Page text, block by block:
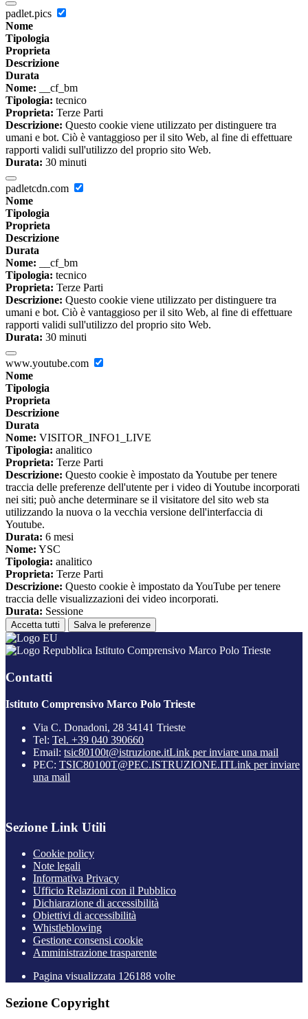
padlet.pics
Nome
Tipologia
Proprieta
Descrizione
Durata
Nome: __cf_bm
Tipologia: tecnico
Proprieta: Terze Parti
Descrizione: Questo cookie viene utilizzato per distinguere tra
umani e bot. Ciò è vantaggioso per il sito Web, al fine di effettuare
rapporti validi sull'utilizzo del proprio sito Web.
Durata: 30 minuti
padletcdn.com
Nome
Tipologia
Proprieta
Descrizione
Durata
Nome: __cf_bm
Tipologia: tecnico
Proprieta: Terze Parti
Descrizione: Questo cookie viene utilizzato per distinguere tra
umani e bot. Ciò è vantaggioso per il sito Web, al fine di effettuare
rapporti validi sull'utilizzo del proprio sito Web.
Durata: 30 minuti
www.youtube.com
Nome
Tipologia
Proprieta
Descrizione
Durata
Nome: VISITOR_INFO1_LIVE
Tipologia: analitico
Proprieta: Terze Parti
Descrizione: Questo cookie è impostato da Youtube per tenere
traccia delle preferenze dell'utente per i video di Youtube incorporati
nei siti; può anche determinare se il visitatore del sito web sta
utilizzando la nuova o la vecchia versione dell'interfaccia di
Youtube.
Durata: 6 mesi
Nome: YSC
Tipologia: analitico
Proprieta: Terze Parti
Descrizione: Questo cookie è impostato da YouTube per tenere
traccia delle visualizzazioni dei video incorporati.
Durata: Sessione
Accetta tutti Salva le preferenze
Istituto Comprensivo Marco Polo Trieste
Contatti
Istituto Comprensivo Marco Polo Trieste
Via C. Donadoni, 28 34141 Trieste
Tel: Tel. +39 040 390660
Email: tsic80100t@istruzione.itLink per inviare una mail
PEC: TSIC80100T@PEC.ISTRUZIONE.ITLink per inviare
una mail
Sezione Link Utili
Cookie policy
Note legali
Informativa Privacy
Ufficio Relazioni con il Pubblico
Dichiarazione di accessibilità
Obiettivi di accessibilità
Whistleblowing
Gestione consensi cookie
Amministrazione trasparente
Pagina visualizzata 126188 volte
Sezione Copyright